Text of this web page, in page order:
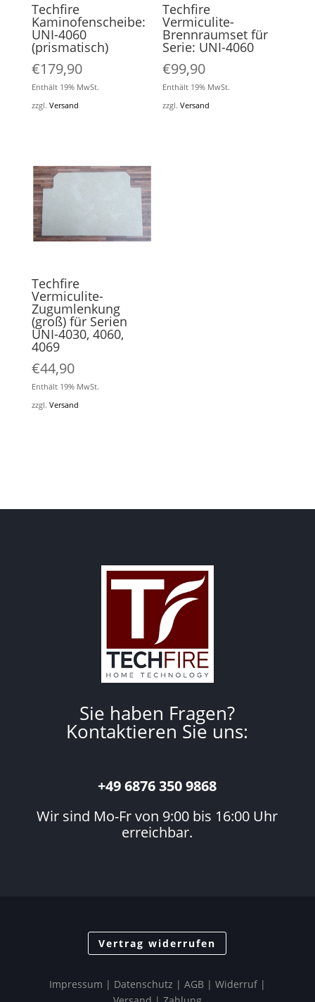
Techfire
Kaminofenscheibe:
UNI-4060
(prismatisch)
€179,90
Enthält 19% MwSt.
zzgl. Versand
Techfire
Vermiculite-
Brennraumset für
Serie: UNI-4060
€99,90
Enthält 19% MwSt.
zzgl.Versand
Techfire
Vermiculite-
Zugumlenkung
(groß) für Serien
UNI-4030, 4060,
4069
€44,90
Enthält 19% MwSt.
zzgl. Versand
Sie haben Fragen?
Kontaktieren Sie uns:
+49 6876 350 9868
Wir sind Mo-Fr von 9:00 bis 16:00 Uhr
erreichbar.
Vertrag widerrufen
Impressum | Datenschutz | AGB | Widerruf|